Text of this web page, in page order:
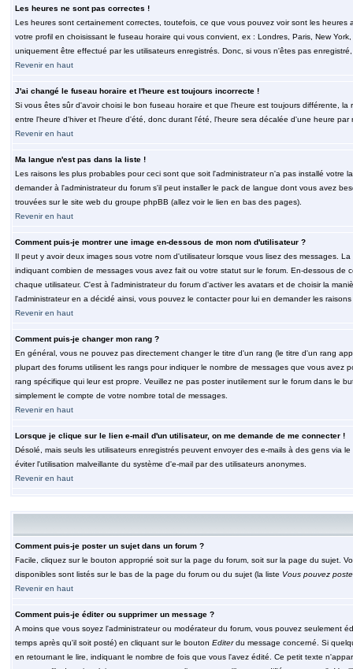
Les heures ne sont pas correctes !
Les heures sont certainement correctes, toutefois, ce que vous pouvez voir sont les
votre profil en choisissant le fuseau horaire qui vous convient, ex : Londres, Paris, New
uniquement être effectué par les utilisateurs enregistrés. Donc, si vous n'êtes pas
Revenir en haut
J'ai changé le fuseau horaire et l'heure est toujours incorrecte !
Si vous êtes sûr d'avoir choisi le bon fuseau horaire et que l'heure est toujours différente,
entre l'heure d'hiver et l'heure d'été, donc durant l'été, l'heure sera décalée d'une heure par
Revenir en haut
Ma langue n'est pas dans la liste !
Les raisons les plus probables pour ceci sont que soit l'administrateur n'a pas installé
demander à l'administrateur du forum s'il peut installer le pack de langue dont vous avez
trouvées sur le site web du groupe phpBB (allez voir le lien en bas des pages).
Revenir en haut
Comment puis-je montrer une image en-dessous de mon nom d'utilisateur ?
Il peut y avoir deux images sous votre nom d'utilisateur lorsque vous lisez des messages.
indiquant combien de messages vous avez fait ou votre statut sur le forum. En-dessous
chaque utilisateur. C'est à l'administrateur du forum d'activer les avatars et de choisir la
l'administrateur en a décidé ainsi, vous pouvez le contacter pour lui en demander les
Revenir en haut
Comment puis-je changer mon rang ?
En général, vous ne pouvez pas directement changer le titre d'un rang (le titre d'un rang
plupart des forums utilisent les rangs pour indiquer le nombre de messages que vous avez
rang spécifique qui leur est propre. Veuillez ne pas poster inutilement sur le forum dans le
simplement le compte de votre nombre total de messages.
Revenir en haut
Lorsque je clique sur le lien e-mail d'un utilisateur, on me demande de me connecter !
Désolé, mais seuls les utilisateurs enregistrés peuvent envoyer des e-mails à des gens via
éviter l'utilisation malveillante du système d'e-mail par des utilisateurs anonymes.
Revenir en haut
Comment puis-je poster un sujet dans un forum ?
Facile, cliquez sur le bouton approprié soit sur la page du forum, soit sur la page du sujet.
disponibles sont listés sur le bas de la page du forum ou du sujet (la liste Vous pouvez
Revenir en haut
Comment puis-je éditer ou supprimer un message ?
A moins que vous soyez l'administrateur ou modérateur du forum, vous pouvez seulement
temps après qu'il soit posté) en cliquant sur le bouton Editerdu message concerné. Si
en retournant le lire, indiquant le nombre de fois que vous l'avez édité. Ce petit texte